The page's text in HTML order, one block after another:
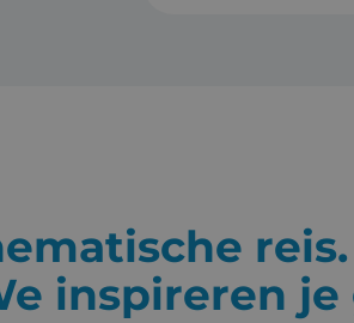
reis.
inspireren je